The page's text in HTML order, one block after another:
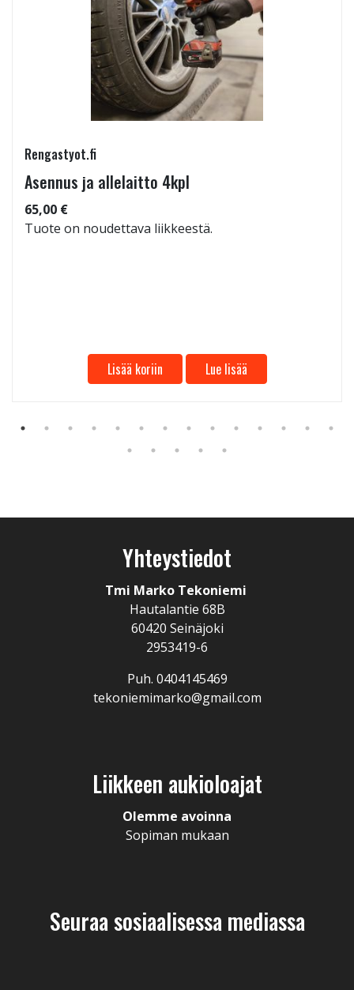
Rengastyot.fi
Asennus ja allelaitto 4kpl
65,00 €
Tuote on noudettava liikkeestä.
Lisää koriin Lue lisää
Yhteystiedot
Tmi Marko Tekoniemi
Hautalantie 68B
60420 Seinäjoki
2953419-6
Puh. 0404145469
tekoniemimarko@gmail.com
Liikkeen aukioloajat
Olemme avoinna
Sopiman mukaan
Seuraa sosiaalisessa mediassa